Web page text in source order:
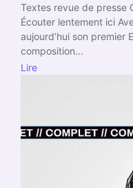
Textes revue de presse
Écouter lentement ici­
aujourd’hui son premier
composition...
Lire